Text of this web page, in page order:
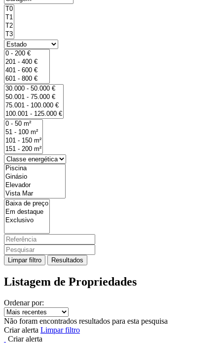
Limpar filtro Resultados
Listagem de Propriedades
Ordenar por:
Não foram encontrados resultados para esta pesquisa
Criar alerta Limpar filtro
Criar alerta